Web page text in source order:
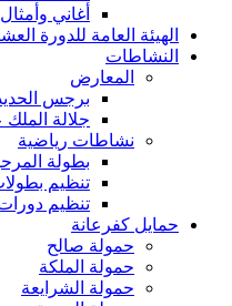
أغاني
الهيئة العامة للدورة العشرين
النشاطات
المعارض
برجس
جلالة
نشاطات رياضية
بطولة
تنظيم بطولات
تنظيم دورات
حمايل كفرعانة
حمولة صالح
حمولة الملكة
حمولة الشرايعة